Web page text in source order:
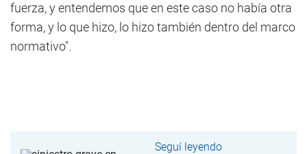
fuerza, y entendemos que en este caso no había otra
forma, y lo que hizo, lo hizo también dentro del marco
normativo".
Seguí leyendo